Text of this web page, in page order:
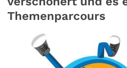
Themenparcours